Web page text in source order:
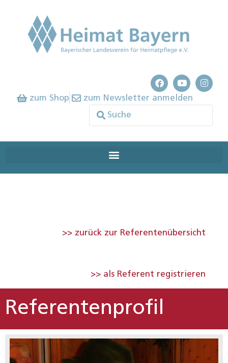
zum Shop zum Newsletter anmelden
>> zurück zur Referentenübersicht
>> als Referent registrieren
Referentenprofil